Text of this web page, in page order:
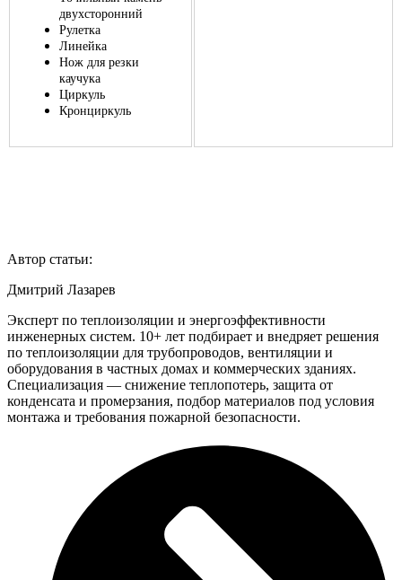
двухсторонний
Рулетка
Линейка
Нож для резки
каучука
Циркуль
Кронциркуль
Автор статьи:
Дмитрий Лазарев
Эксперт по теплоизоляции и энергоэффективности
инженерных систем. 10+ лет подбирает и внедряет решения
по теплоизоляции для трубопроводов, вентиляции и
оборудования в частных домах и коммерческих зданиях.
Специализация — снижение теплопотерь, защита от
конденсата и промерзания, подбор материалов под условия
монтажа и требования пожарной безопасности.